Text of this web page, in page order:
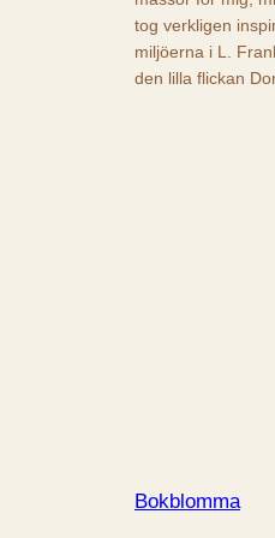
tog verkligen
miljöerna i L.
den lilla flickan
Bokblomma